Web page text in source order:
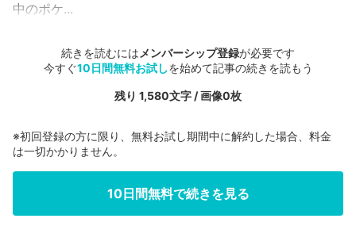
中のポケ...
続きを読むには メンバーシップ登録が必要です
今すぐ10日間無料お試しを始めて記事の続きを読もう
残り 1,580文字 / 画像0枚
※初回登録の方に限り、無料お試し期間中に解約した場合、料金
は一切かかりません。
10日間無料で続きを見る